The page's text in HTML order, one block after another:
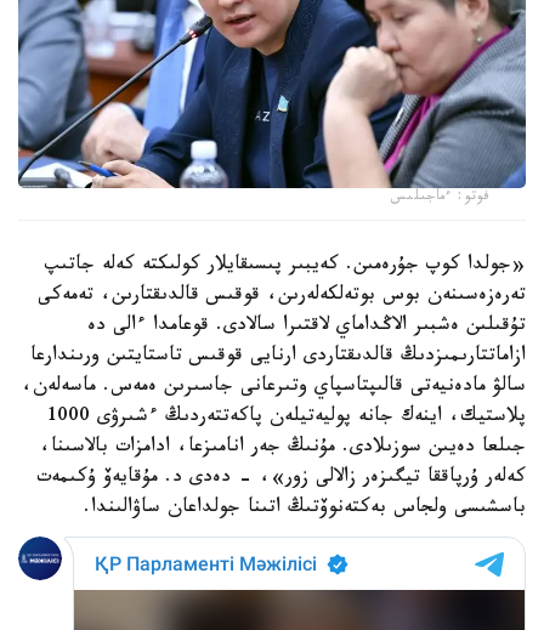
فوتو: ءماجىلىس
«جولدا كوپ جۇرەمىن. كەيبىر پىسىقايلار كولىكتە كەلە جاتىپ
تەرەزەسىنەن بوس بوتەلكەلەرىن، قوقىس قالدىقتارىن، تەمەكى
تۇقىلىن ەشبىر الاڭداماي لاقتىرا سالادى. قوعامدا ءالى دە
ازاماتتارىمىزدىڭ قالدىقتاردى ارنايى قوقىس تاستايتىن ورىندارعا
سالۋ مادەنيەتى قالىپتاسپاي وتىرعانى جاسىرىن ەمەس. ماسەلەن،
پلاستيك، اينەك جانە پوليەتيلەن پاكەتتەردىڭ ءشىرۋى 1000
جىلعا دەيىن سوزىلادى. مۇنىڭ جەر انامىزعا، ادامزات بالاسىنا،
كەلەر ۇرپاققا تيگىزەر زالالى زور»، - دەدى د. مۇقايەۆ ۇكىمەت
باسشىسى ولجاس بەكتەنوۆتىڭ اتىنا جولداعان ساۋالىندا.